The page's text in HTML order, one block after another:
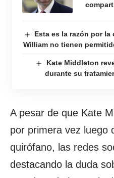
Esta es la razón por
William no tienen
Kate Middleton
durante su
A pesar de que Kate
por primera vez luego
quirófano, las redes
destacando la duda